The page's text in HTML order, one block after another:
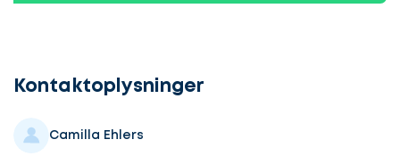
Kontaktoplysninger
Camilla Ehlers